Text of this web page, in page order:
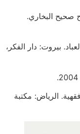
صحيح البخاري.
بيروت: دار الفكر،
الرياض: مكتبة